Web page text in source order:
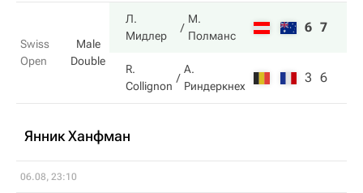
Swiss
Open
Male
Double
Л.
Мидлер
М.
Полманс
6 7
R.
Collignon
А.
Риндеркнех
3 6
Янник Ханфман
06.08, 23:10